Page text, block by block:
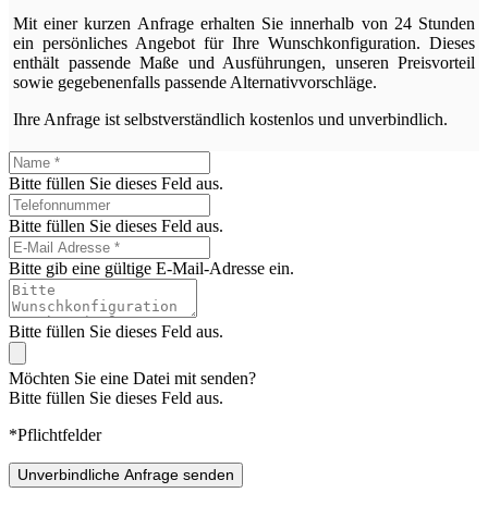
Mit einer kurzen Anfrage erhalten Sie innerhalb von 24 Stunden
ein persönliches Angebot für Ihre Wunschkonfiguration. Dieses
enthält passende Maße und Ausführungen, unseren Preisvorteil
sowie gegebenenfalls passende Alternativvorschläge.
Ihre Anfrage ist selbstverständlich kostenlos und unverbindlich.
Bitte füllen Sie dieses Feld aus.
Bitte füllen Sie dieses Feld aus.
Bitte gib eine gültige E-Mail-Adresse ein.
Bitte füllen Sie dieses Feld aus.
Möchten Sie eine Datei mit senden?
Bitte füllen Sie dieses Feld aus.
*Pflichtfelder
Unverbindliche Anfrage senden